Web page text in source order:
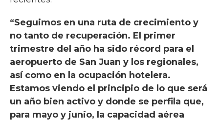
“Seguimos en una ruta de crecimiento y
no tanto de recuperación. El primer
trimestre del año ha sido récord para el
aeropuerto de San Juan y los regionales,
así como en la ocupación hotelera.
Estamos viendo el principio de lo que será
un año bien activo y donde se perfila que,
para mayo y junio, la capacidad aérea